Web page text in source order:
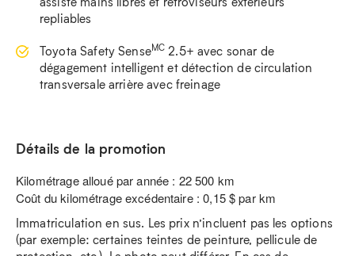
repliables
Toyota Safety SenseMC 2.5+ avec sonar de
dégagement intelligent et détection de circulation
transversale arrière avec freinage
Détails de la promotion
Kilométrage alloué par année : 22 500 km
Coût du kilométrage excédentaire : 0,15 $ par km
Immatriculation en sus. Les prix n’incluent pas les options
(par exemple: certaines teintes de peinture, pellicule de